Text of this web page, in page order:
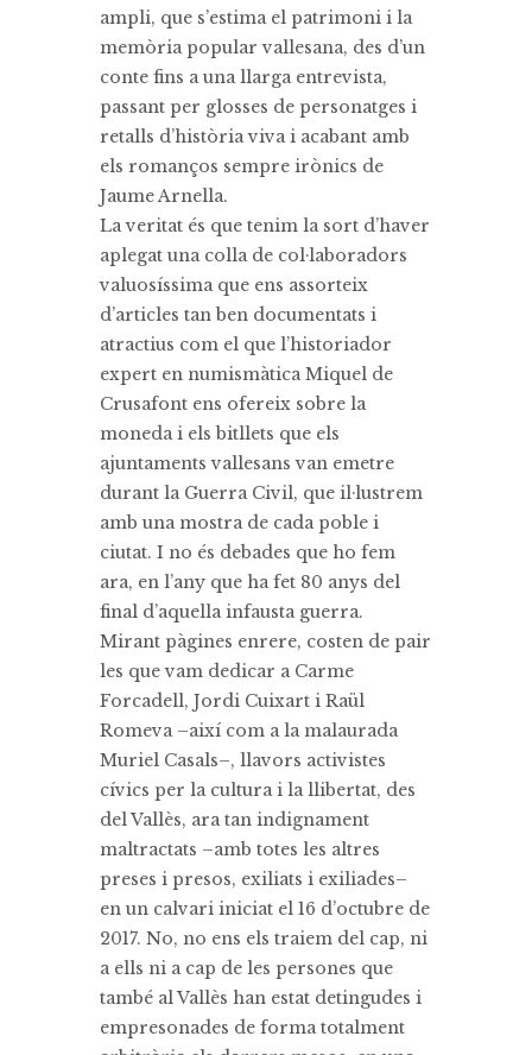
ampli, que s’estima el patrimoni i la
memòria popular vallesana, des d’un
conte fins a una llarga entrevista,
passant per glosses de personatges i
retalls d’història viva i acabant amb
els romanços sempre irònics de
Jaume Arnella.
La veritat és que tenim la sort d’haver
aplegat una colla de col·laboradors
valuosíssima que ens assorteix
d’articles tan ben documentats i
atractius com el que l’historiador
expert en numismàtica Miquel de
Crusafont ens ofereix sobre la
moneda i els bitllets que els
ajuntaments vallesans van emetre
durant la Guerra Civil, que il·lustrem
amb una mostra de cada poble i
ciutat. I no és debades que ho fem
ara, en l’any que ha fet 80 anys del
final d’aquella infausta guerra.
Mirant pàgines enrere, costen de pair
les que vam dedicar a Carme
Forcadell, Jordi Cuixart i Raül
Romeva –així com a la malaurada
Muriel Casals–, llavors activistes
cívics per la cultura i la llibertat, des
del Vallès, ara tan indignament
maltractats –amb totes les altres
preses i presos, exiliats i exiliades–
en un calvari iniciat el 16 d’octubre de
2017. No, no ens els traiem del cap, ni
a ells ni a cap de les persones que
també al Vallès han estat detingudes i
empresonades de forma totalment